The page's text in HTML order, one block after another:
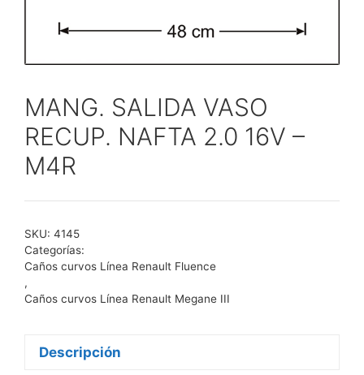
MANG. SALIDA VASO
RECUP. NAFTA 2.0 16V –
M4R
SKU: 4145
Categorías:
Caños curvos Línea Renault Fluence
,
Caños curvos Línea Renault Megane III
Descripción